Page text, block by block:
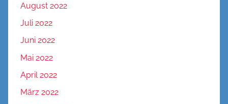
August 2022
Juli 2022
Juni 2022
Mai 2022
April 2022
März 2022